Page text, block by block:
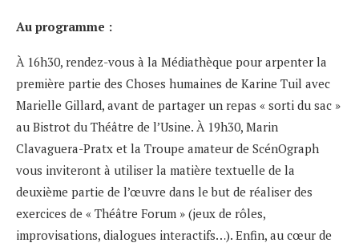
Au programme :
À 16h30, rendez-vous à la Médiathèque pour arpenter la
première partie des Choses humaines de Karine Tuil avec
Marielle Gillard, avant de partager un repas « sorti du sac »
au Bistrot du Théâtre de l’Usine. À 19h30, Marin
Clavaguera-Pratx et la Troupe amateur de ScénOgraph
vous inviteront à utiliser la matière textuelle de la
deuxième partie de l’œuvre dans le but de réaliser des
exercices de « Théâtre Forum » (jeux de rôles,
improvisations, dialogues interactifs…). Enfin, au cœur de